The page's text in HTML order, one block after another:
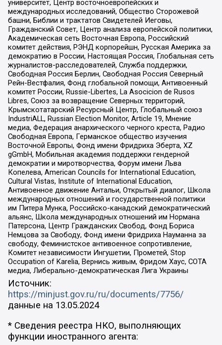
университет, Центр восточноевропейских и
международных исследований, Общество Сторожевой
башни, Библии и трактатов Свидетелей Иеговы,
Гражданский Совет, Центр анализа европейской политики,
Академическая сеть Восточная Европа, Российский
комитет действия, РЭНД корпорейшн, Русская Америка за
демократию в России, Настоящая Россия, Глобальная сеть
журналистов-расследователей, Служба поддержки,
Свободная Россия Берлин, Свободная Россия Северный
Рейн-Вестфалия, Фонд глобальной помощи, Антивоенный
комитет России, Russie-Libertes, La Asocicion de Rusos
Libres, Союз за возвращение Северных территорий,
Крымскотатарский Ресурсный Центр, Глобальный союз
IndustriALL, Russian Election Monitor, Article 19, Мнение
медиа, Федерация анархического черного креста, Радио
Свободная Европа, Германское общество изучения
Восточной Европы, Фонд имени Фридриха Эберта, XZ
gGmbH, Мобильная академия поддержки гендерной
демократии и миротворчества, Форум имени Льва
Копелева, American Councils for International Education,
Cultural Vistas, Institute of International Education,
Антивоенное движение Антальи, Открытый диалог, Школа
международных отношений и государственной политики
им Питера Мунка, Российско-канадский демократический
альянс, Школа международных отношений им Нормана
Патерсона, Центр Гражданских Свобод, Фонд Бориса
Немцова за Свободу, Фонд имени Фридриха Науманна за
свободу, Феминистское антивоенное сопротивление,
Комитет независимости Ингушетии, Прометей, Stop
Occupation of Karelia, Вернись живым, Фридом Хаус, СОТА
медиа, Либерально-демократическая Лига Украины
Источник:
https://minjust.gov.ru/ru/documents/7756/
данные на 13.05.2024
* Сведения реестра НКО, выполняющих
функции иностранного агента: